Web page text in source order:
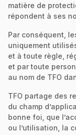
matière de
répondent à ses
Par conséquent,
uniquement
et à toute règle,
et par toute
au nom de TFO
TFO partage des
du champ
bonne foi, que
ou l’utilisation, la